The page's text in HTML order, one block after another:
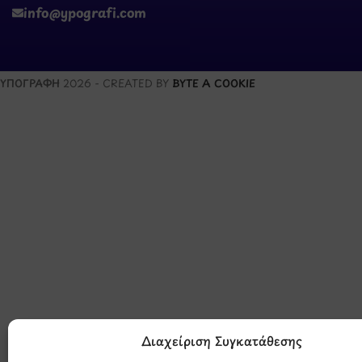
Διαχείριση Συγκατάθεσης
info@ypografi.com
ΥΠΟΓΡΑΦΗ 2026 - CREATED BY BYTE A COOKIE